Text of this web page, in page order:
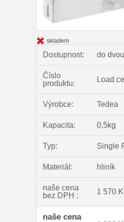
skladem
Dostupnost: do
Číslo
produktu:
Load
Výrobce: Tedea
Kapacita: 0,5kg
Typ: Single
Materiál: hliník
naše cena
bez DPH :
1 570
naše cena